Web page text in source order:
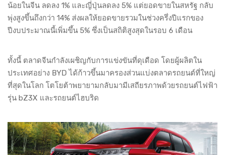
น้อยในจีน ลดลง 1% และญี่ปุ่นลดลง 5% แต่ยอดขายในสหรัฐ กลับ
พุ่งสูงขึ้นถึงกว่า 14% ส่งผลให้ยอดขายรวมในช่วงครึ่งปีแรกของ
ปีงบประมาณนี้เพิ่มขึ้น 5% ซึ่งเป็นสถิติสูงสุดในรอบ 6 เดือน
ทั้งนี้ ตลาดจีนกำลังเผชิญกับการแข่งขันที่ดุเดือด โดยผู้ผลิตใน
ประเทศอย่าง BYD ได้ก้าวขึ้นมาครองส่วนแบ่งตลาดรถยนต์ที่ใหญ่
ที่สุดในโลก โตโยต้าพยายามกลับมามีเสถียรภาพด้วยรถยนต์ไฟฟ้า
รุ่น bZ3X และรถยนต์ไฮบริด